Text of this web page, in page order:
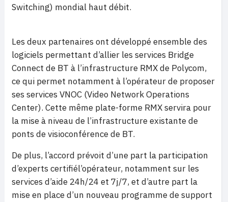
Switching) mondial haut débit.
Les deux partenaires ont développé ensemble des
logiciels permettant d’allier les services Bridge
Connect de BT à l’infrastructure RMX de Polycom,
ce qui permet notamment à l’opérateur de proposer
ses services VNOC (Video Network Operations
Center). Cette même plate-forme RMX servira pour
la mise à niveau de l’infrastructure existante de
ponts de visioconférence de BT.
De plus, l’accord prévoit d’une part la participation
d’experts certifiél’opérateur, notamment sur les
services d’aide 24h/24 et 7j/7, et d’autre part la
mise en place d’un nouveau programme de support